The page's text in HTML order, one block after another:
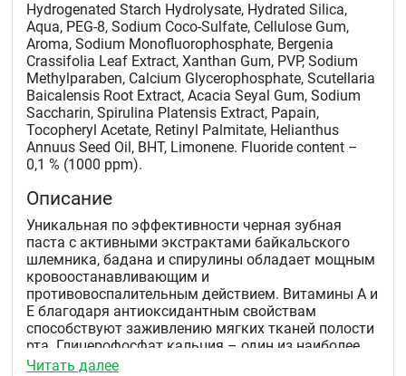
Hydrogenated Starch Hydrolysate, Hydrated Silica,
Aqua, PEG-8, Sodium Coco-Sulfate, Cellulose Gum,
Aroma, Sodium Monofluorophosphate, Bergenia
Crassifolia Leaf Extract, Xanthan Gum, PVP, Sodium
Methylparaben, Calcium Glycerophosphate, Scutellaria
Baicalensis Root Extract, Acacia Seyal Gum, Sodium
Saccharin, Spirulina Platensis Extract, Papain,
Tocopheryl Acetate, Retinyl Palmitate, Helianthus
Annuus Seed Oil, BHT, Limonene. Fluoride content –
0,1 % (1000 ppm).
Описание
Уникальная по эффективности черная зубная
паста с активными экстрактами байкальского
шлемника, бадана и спирулины обладает мощным
кровоостанавливающим и
противовоспалительным действием. Витамины А и
Е благодаря антиоксидантным свойствам
способствуют заживлению мягких тканей полости
рта. Глицерофосфат кальция – один из наиболее
эффективных источников ионов кальция –
Читать далее